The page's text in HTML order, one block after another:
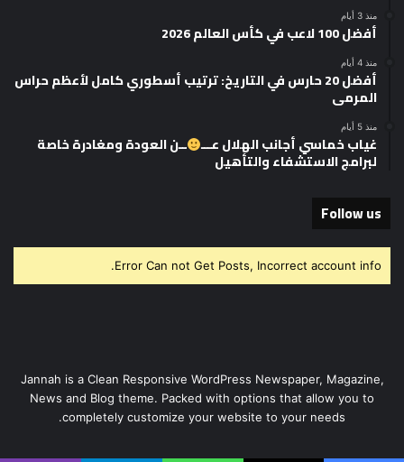
منذ 3 أيام
أفضل 100 لاعب في كأس العالم 2026
منذ 4 أيام
أفضل 20 حارس في التاريخ: ترتيب أسطوري كامل لأعظم حراس
المرمى
منذ 5 أيام
غياب خماسي أجانب الهلال عـــ ــن العودة ومغادرة خاصة
لبرامج الاستشفاء والتأهيل
Follow us
Error Can not Get Posts, Incorrect account info.
Jannah is a Clean Responsive WordPress Newspaper, Magazine,
News and Blog theme. Packed with options that allow you to
completely customize your website to your needs.